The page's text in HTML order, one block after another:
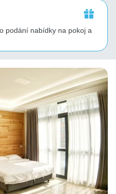
podání nabídky na pokoj a